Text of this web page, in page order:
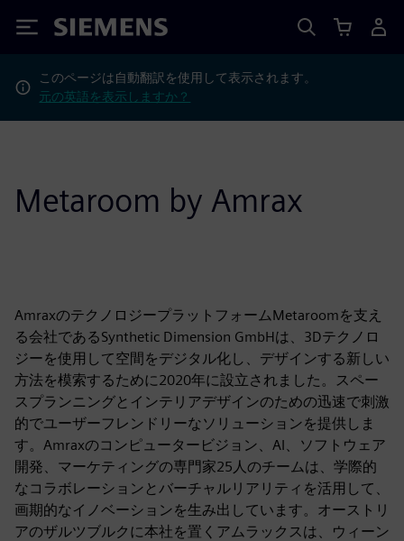
Siemens
このページは自動翻訳を使用して表示されます。
元の英語を表示しますか？
Metaroom by Amrax
AmraxのテクノロジープラットフォームMetaroomを支え
る会社であるSynthetic Dimension GmbHは、3Dテクノロ
ジーを使用して空間をデジタル化し、デザインする新しい
方法を模索するために2020年に設立されました。スペー
スプランニングとインテリアデザインのための迅速で刺激
的でユーザーフレンドリーなソリューションを提供しま
す。Amraxのコンピュータービジョン、AI、ソフトウェア
開発、マーケティングの専門家25人のチームは、学際的
なコラボレーションとバーチャルリアリティを活用して、
画期的なイノベーションを生み出しています。オーストリ
アのザルツブルクに本社を置くアムラックスは、ウィーン